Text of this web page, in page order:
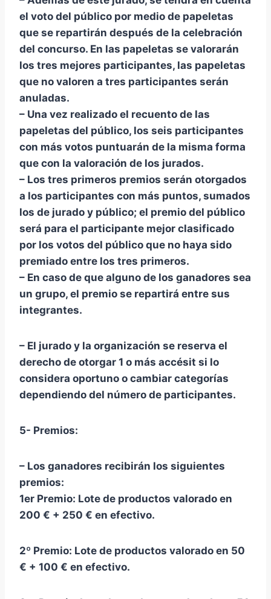
el voto del público por medio de papeletas
que se repartirán después de la celebración
del concurso. En las papeletas se valorarán
los tres mejores participantes, las papeletas
que no valoren a tres participantes serán
anuladas.
– Una vez realizado el recuento de las
papeletas del público, los seis participantes
con más votos puntuarán de la misma forma
que con la valoración de los jurados.
– Los tres primeros premios serán otorgados
a los participantes con más puntos, sumados
los de jurado y público; el premio del público
será para el participante mejor clasificado
por los votos del público que no haya sido
premiado entre los tres primeros.
– En caso de que alguno de los ganadores sea
un grupo, el premio se repartirá entre sus
integrantes.
– El jurado y la organización se reserva el
derecho de otorgar 1 o más accésit si lo
considera oportuno o cambiar categorías
dependiendo del número de participantes.
5- Premios:
– Los ganadores recibirán los siguientes
premios:
1er Premio: Lote de productos valorado en
200 € + 250 € en efectivo.
2º Premio: Lote de productos valorado en 50
€ + 100 € en efectivo.